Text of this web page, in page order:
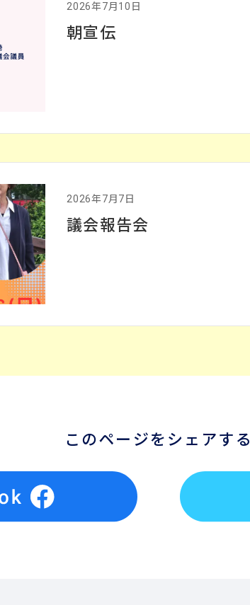
2026年7月10日
朝宣伝
2026年7月7日
議会報告会
このページをシェアする